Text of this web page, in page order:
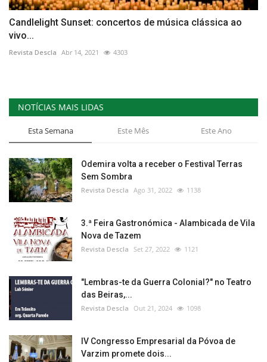
Candlelight Sunset: concertos de música clássica ao
vivo...
Revista Descla Abr 14, 2021 4303
NOTÍCIAS MAIS LIDAS
Esta Semana Este Mês Este Ano
Odemira volta a receber o Festival Terras
Sem Sombra
Revista Descla Ago 31, 2022 1138
3.ª Feira Gastronómica - Alambicada de Vila
Nova de Tazem
Revista Descla Set 27, 2022 1121
"Lembras-te da Guerra Colonial?" no Teatro
das Beiras,...
Revista Descla Out 21, 2024 1098
IV Congresso Empresarial da Póvoa de
Varzim promete dois...